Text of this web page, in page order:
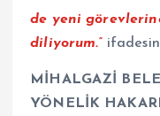
de yeni
diliyorum.”
MİHALGAZİ
YÖNELİK